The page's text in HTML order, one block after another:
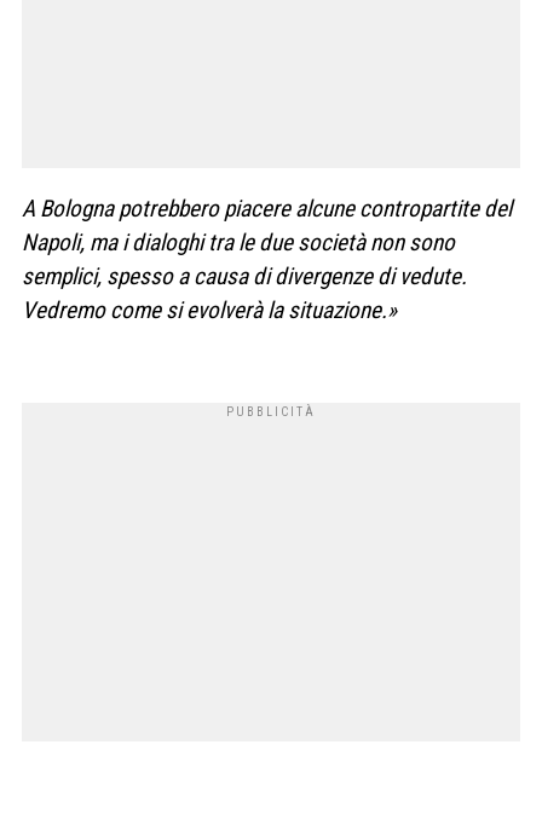
A Bologna potrebbero piacere alcune contropartitedel
Napoli, mai dialoghi tra le due società non sono
semplici, spesso a causa didivergenze di vedute.
Vedremo come si evolverà la situazione.»